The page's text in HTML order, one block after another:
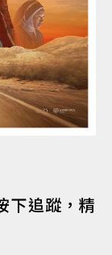
下追蹤，精